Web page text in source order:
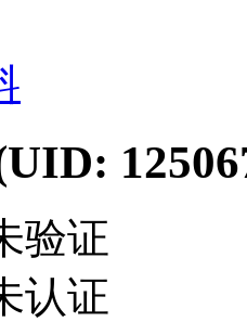
验证
认证